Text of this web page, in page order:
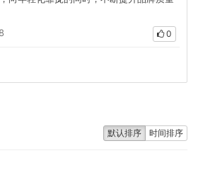
0
默认排序 时间排序